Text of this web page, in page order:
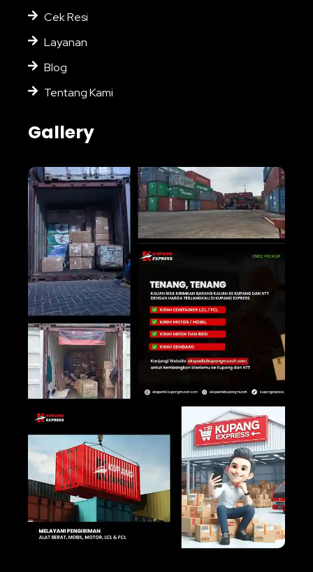
Cek Resi
Layanan
Blog
Tentang Kami
Gallery